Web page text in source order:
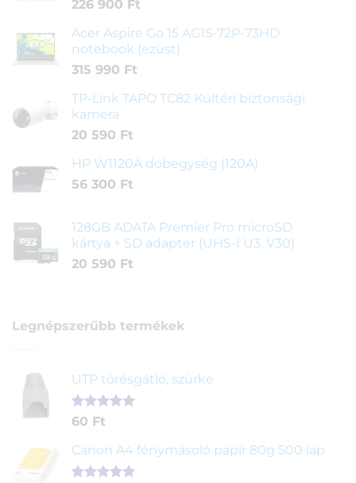
226 900 Ft
Acer Aspire Go 15 AG15-72P-73HD
notebook (ezüst)
315 990 Ft
TP-Link TAPO TC82 Kültéri biztonsági
kamera
20 590 Ft
HP W1120A dobegység (120A)
56 300 Ft
128GB ADATA Premier Pro microSD
kártya + SD adapter (UHS-I U3, V30)
20 590 Ft
Legnépszerűbb termékek
UTP törésgátló, szürke
Értékelés
ből,
1
értékelés
alapján
60 Ft
Canon A4 fénymásoló papír 80g 500 lap